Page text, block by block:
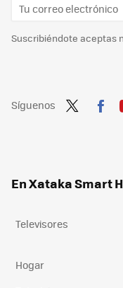
Suscribiéndote aceptas
Síguenos
En Xataka Smart
Televisores
Hogar